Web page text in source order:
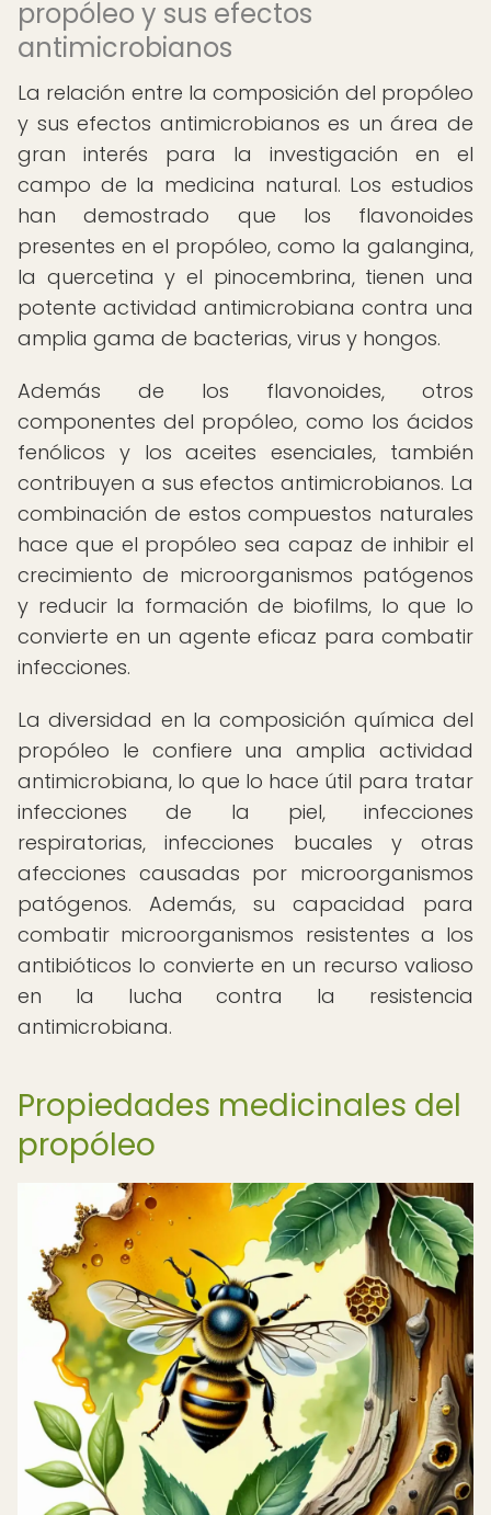
propóleo y sus efectos
antimicrobianos
La relación entre la composición del propóleo
y sus efectos antimicrobianos es un área de
gran interés para la investigación en el
campo de la medicina natural. Los estudios
han demostrado que los flavonoides
presentes en el propóleo, como la galangina,
la quercetina y el pinocembrina, tienen una
potente actividad antimicrobiana contra una
amplia gama de bacterias, virus y hongos.
Además de los flavonoides, otros
componentes del propóleo, como los ácidos
fenólicos y los aceites esenciales, también
contribuyen a sus efectos antimicrobianos. La
combinación de estos compuestos naturales
hace que el propóleo sea capaz de inhibir el
crecimiento de microorganismos patógenos
y reducir la formación de biofilms, lo que lo
convierte en un agente eficaz para combatir
infecciones.
La diversidad en la composición química del
propóleo le confiere una amplia actividad
antimicrobiana, lo que lo hace útil para tratar
infecciones de la piel, infecciones
respiratorias, infecciones bucales y otras
afecciones causadas por microorganismos
patógenos. Además, su capacidad para
combatir microorganismos resistentes a los
antibióticos lo convierte en un recurso valioso
en la lucha contra la resistencia
antimicrobiana.
Propiedades medicinales del
propóleo